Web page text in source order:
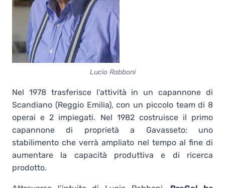
Lucio Rabboni
Nel 1978 trasferisce l’attività in un capannone di
Scandiano (Reggio Emilia), con un piccolo team di 8
operai e 2 impiegati. Nel 1982 costruisce il primo
capannone di proprietà a Gavasseto: uno
stabilimento che verrà ampliato nel tempo al fine di
aumentare la capacità produttiva e di ricerca
prodotto.